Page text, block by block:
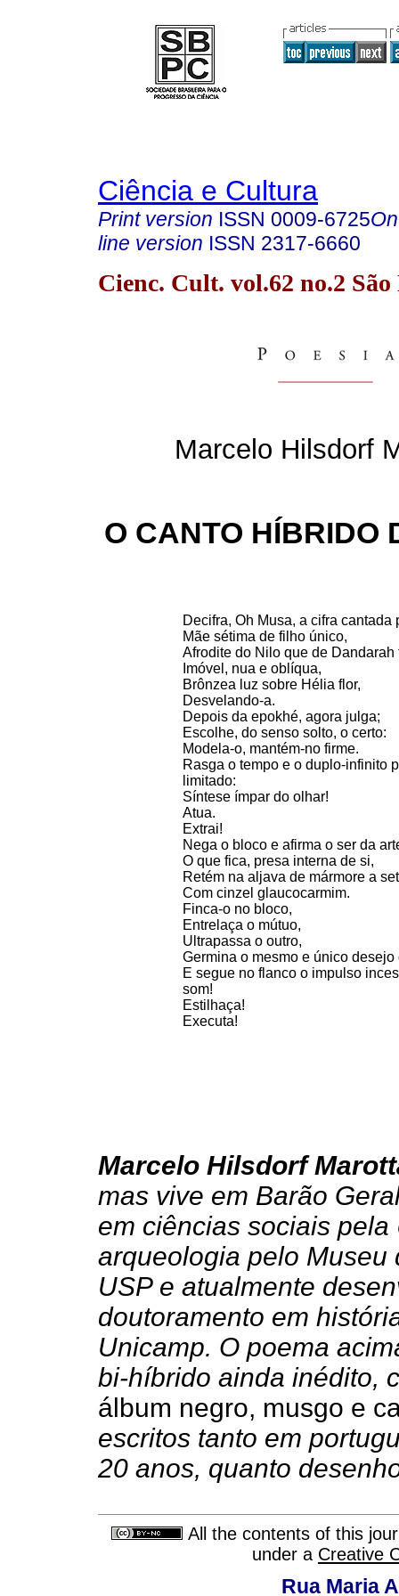
Ciência e Cultura
Print version ISSN 0009-6725
line version ISSN 2317-6660
Cienc. Cult. vol.62 no.2
Marcelo Hilsdorf
O CANTO HÍBRIDO
Decifra, Oh Musa, a cifra cantada
Mãe sétima de filho único,
Afrodite do Nilo que de Dandarah
Imóvel, nua e oblíqua,
Brônzea luz sobre Hélia flor,
Desvelando-a.
Depois da epokhé, agora julga;
Escolhe, do senso solto, o certo:
Modela-o, mantém-no firme.
Rasga o tempo e o duplo-infinito
limitado:
Síntese ímpar do olhar!
Atua.
Extrai!
Nega o bloco e afirma o ser da
O que fica, presa interna de si,
Retém na aljava de mármore a
Com cinzel glaucocarmim.
Finca-o no bloco,
Entrelaça o mútuo,
Ultrapassa o outro,
Germina o mesmo e único desejo
E segue no flanco o impulso
som!
Estilhaça!
Executa!
Marcelo Hilsdorf
mas vive em Barão
em ciências sociais
arqueologia pelo Museu
USP e atualmente
doutoramento em
Unicamp. O poema
bi-híbrido ainda inédito,
álbum negro, musgo e
escritos tanto em
20 anos, quanto
All the contents of this
under a Creative
Rua Maria